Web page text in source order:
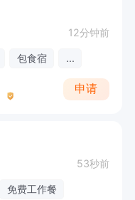
12分钟前
包食宿 ...
申请
53秒前
免费工作餐